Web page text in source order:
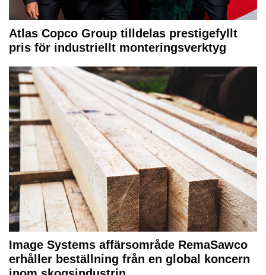
Atlas Copco Group tilldelas prestigefyllt
pris för industriellt monteringsverktyg
Image Systems affärsområde RemaSawco
erhåller beställning från en global koncern